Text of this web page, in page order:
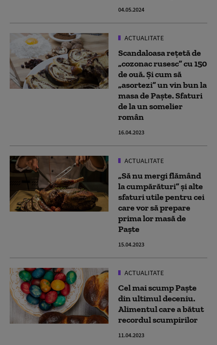
04.05.2024
ACTUALITATE
Scandaloasa rețetă de
„cozonac rusesc” cu 150
de ouă. Și cum să
„asortezi” un vin bun la
masa de Paște. Sfaturi
de la un somelier
român
16.04.2023
ACTUALITATE
„Să nu mergi flămând
la cumpărături” și alte
sfaturi utile pentru cei
care vor să prepare
prima lor masă de
Paște
15.04.2023
ACTUALITATE
Cel mai scump Paște
din ultimul deceniu.
Alimentul care a bătut
recordul scumpirilor
11.04.2023